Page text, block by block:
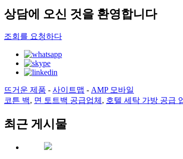
상담에 오신 것을 환영합니다
조회를 요청하다
뜨거운 제품 - 사이트맵 - AMP 모바일
코튼 백, 면 토트백 공급업체 , 호텔 세탁 가방 공급
최근 게시물